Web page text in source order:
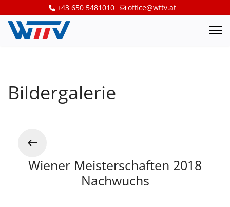
+43 650 5481010 office@wttv.at
Bildergalerie
Wiener Meisterschaften 2018
Nachwuchs